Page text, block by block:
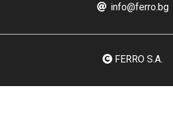
info@ferro.bg
FERRO S.A.